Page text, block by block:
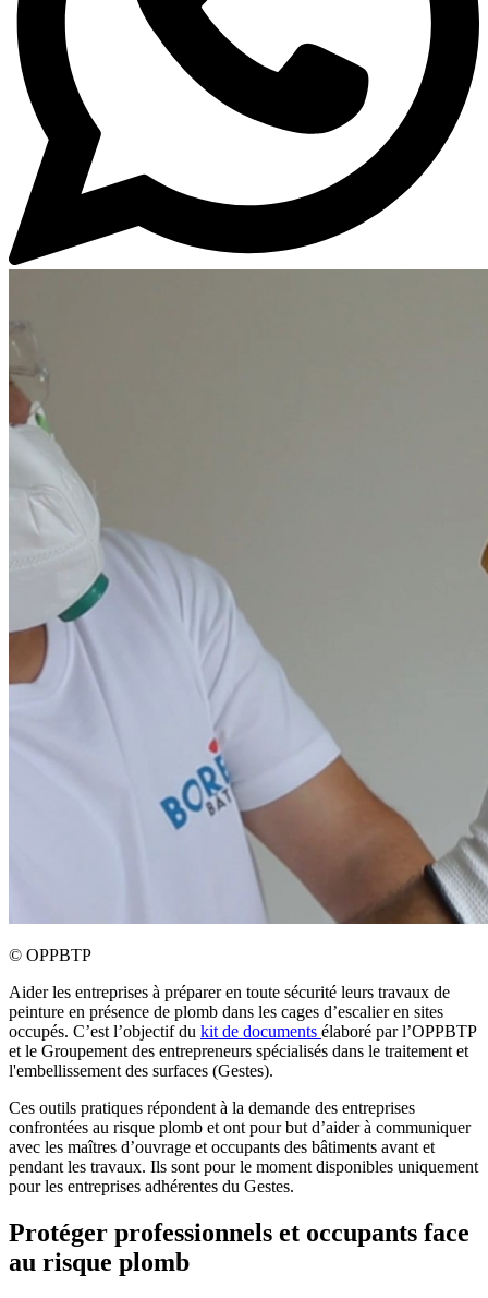
© OPPBTP
Aider les entreprises à préparer en toute sécurité leurs travaux de
peinture en présence de plomb dans les cages d’escalier en sites
occupés. C’est l’objectif du kit de documents élaboré par l’OPPBTP
et le Groupement des entrepreneurs spécialisés dans le traitement et
l'embellissement des surfaces (Gestes).
Ces outils pratiques répondent à la demande des entreprises
confrontées au risque plomb et ont pour but d’aider à communiquer
avec les maîtres d’ouvrage et occupants des bâtiments avant et
pendant les travaux. Ils sont pour le moment disponibles uniquement
pour les entreprises adhérentes du Gestes.
Protéger professionnels et occupants face
au risque plomb